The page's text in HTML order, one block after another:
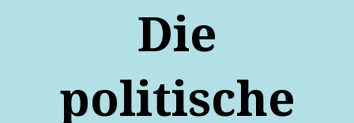
Die
politische